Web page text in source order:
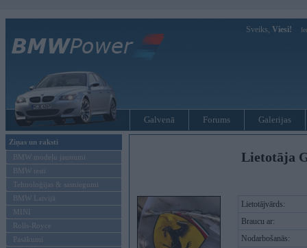
Sveiks, Viesi!
Galvenā Forums Galerijas
Ziņas un raksti
BMW modeļu jaunumi
BMW testi
Tehnoloģijas & sasniegumi
BMW Latvijā
MINI
Rolls-Royce
Pasākumi
Lietotāja
Lietotājvārds:
Braucu ar:
Nodarbošanās: